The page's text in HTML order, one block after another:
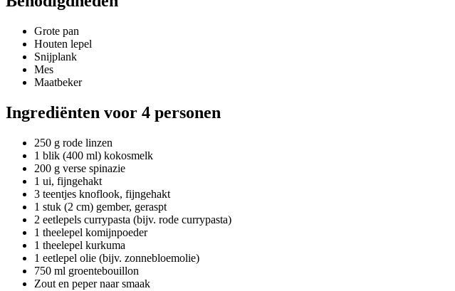
Grote pan
Houten lepel
Snijplank
Mes
Maatbeker
Ingrediënten voor 4 personen
250 g rode linzen
1 blik (400 ml) kokosmelk
200 g verse spinazie
1 ui, fijngehakt
3 teentjes knoflook, fijngehakt
1 stuk (2 cm) gember, geraspt
2 eetlepels currypasta (bijv. rode currypasta)
1 theelepel komijnpoeder
1 theelepel kurkuma
1 eetlepel olie (bijv. zonnebloemolie)
750 ml groentebouillon
Zout en peper naar smaak